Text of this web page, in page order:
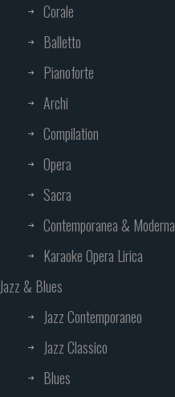
Corale
Balletto
Pianoforte
Archi
Compilation
Opera
Sacra
Contemporanea & Moderna
Karaoke Opera Lirica
Jazz & Blues
Jazz Contemporaneo
Jazz Classico
Blues